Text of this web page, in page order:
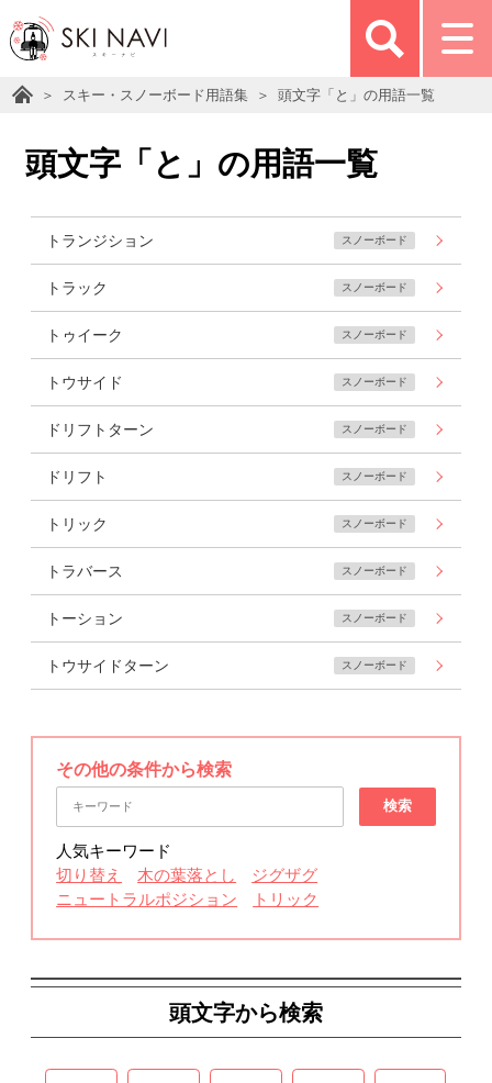
スキー・スノーボード用語集 頭文字「と」の用語一覧
頭文字「と」の用語一覧
トランジション スノーボード
トラック スノーボード
トゥイーク スノーボード
トウサイド スノーボード
ドリフトターン スノーボード
ドリフト スノーボード
トリック スノーボード
トラバース スノーボード
トーション スノーボード
トウサイドターン スノーボード
その他の条件から検索
検索
人気キーワード
切り替え
木の葉落とし
ジグザグ
ニュートラルポジション
トリック
頭文字から検索